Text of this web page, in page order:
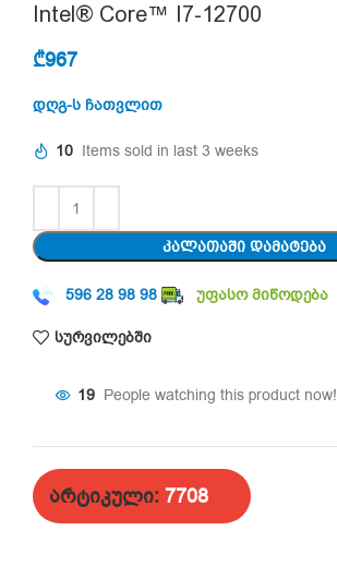
Intel® Core™ I7-12700
₾967
დღგ-ს ჩათვლით
10 Items sold in last 3 weeks
ᲙᲐᲚᲐᲗᲐᲨᲘ ᲓᲐᲛᲐᲢᲔᲑᲐ
596 28 98 98 უფასო მიწოდება
სურვილებში
19 People watching this product now!
არტიკული: 7708